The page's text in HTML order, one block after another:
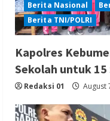
Berita Nasional
Berita TNI/POLRI
Kapolres
Sekolah untuk
Redaksi 01 August